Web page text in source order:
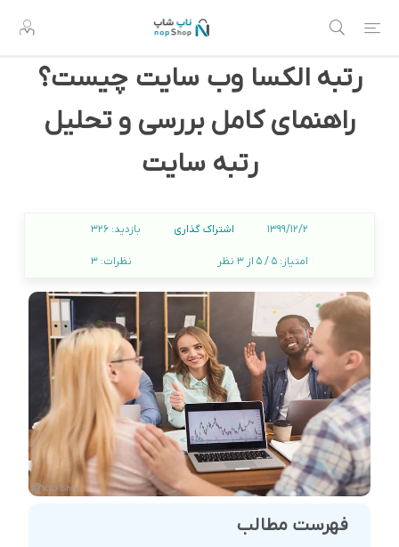
رتبه الکسا وب سایت چیست؟
راهنمای کامل بررسی و تحلیل
رتبه سایت
1399/12/2 اشتراک گذاری بازدید:326
امتیاز: 5 / 5 از 3 نظر نظرات:3
فهرست مطالب